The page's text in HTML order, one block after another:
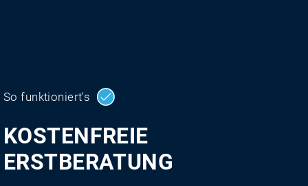
So funktioniert's
KOSTENFREIE
ERSTBERATUNG